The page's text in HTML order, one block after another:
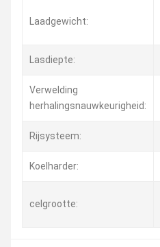
Laadgewicht:
Lasdiepte:
Verwelding
herhalingsnauwkeurigheid:
Rijsysteem:
Koelharder:
celgrootte: